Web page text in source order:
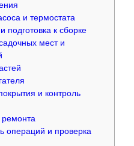
и термостата
подготовка к сборке
мест и
и контроль
ремонта
операций и проверка